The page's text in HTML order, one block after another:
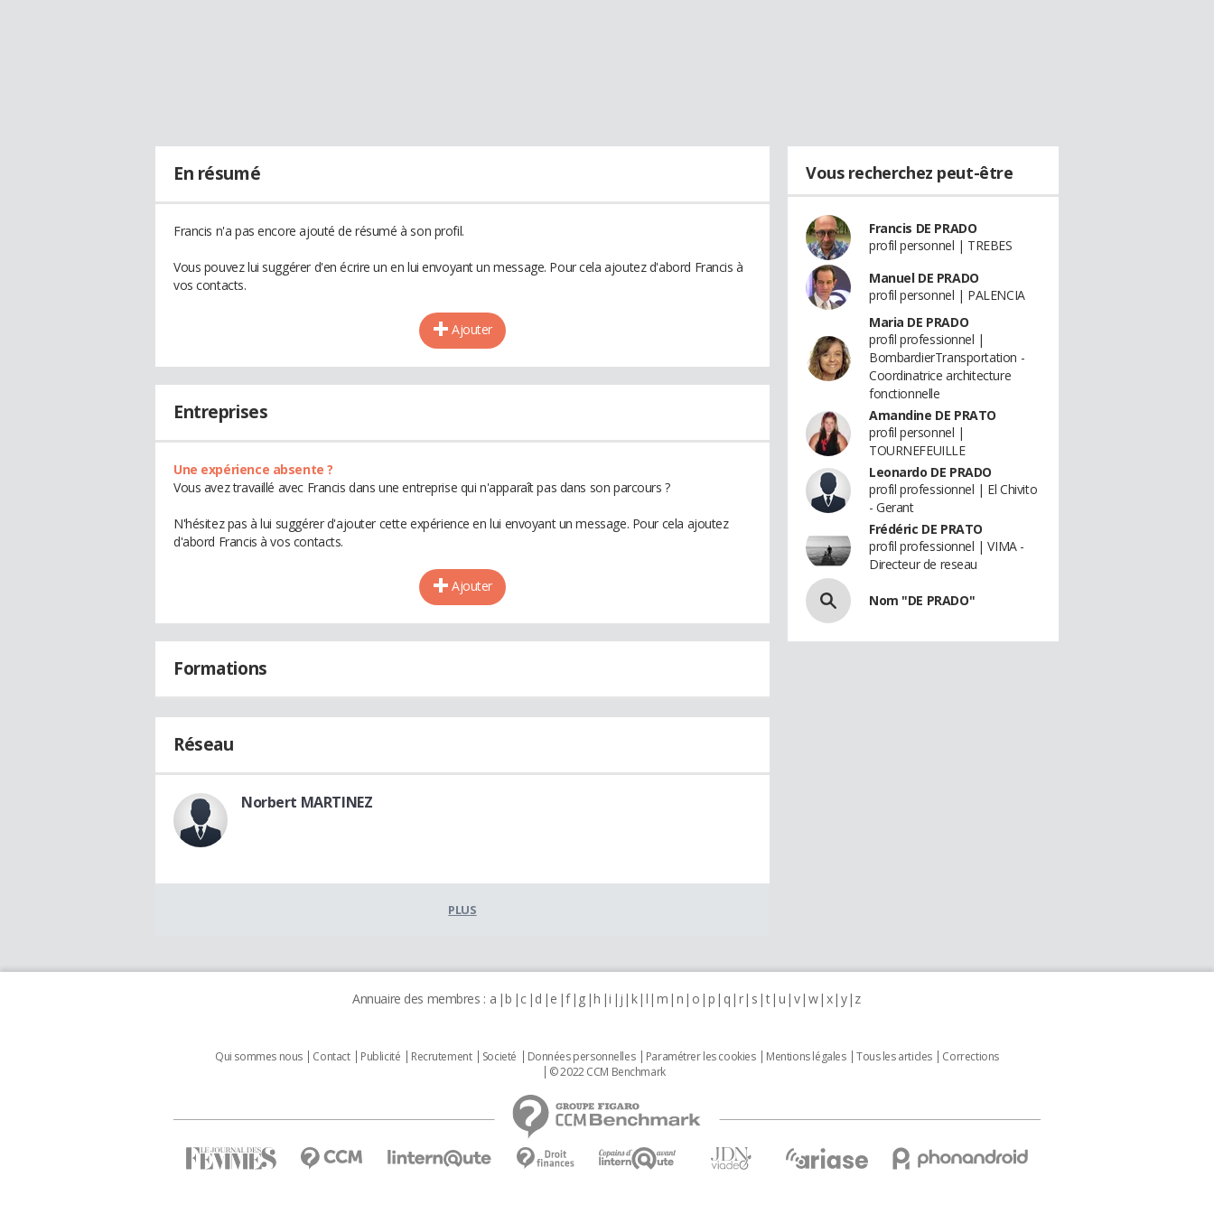
En résumé
Francis n'a pas encore ajouté de résumé à son profil.
Vous pouvez lui suggérer d'en écrire un en lui envoyant un message. Pour cela ajoutez d'abord Francis à
vos contacts.
Ajouter
Entreprises
Une expérience absente ?
Vous avez travaillé avec Francis dans une entreprise qui n'apparaît pas dans son parcours ?
N'hésitez pas à lui suggérer d'ajouter cette expérience en lui envoyant un message. Pour cela ajoutez
d'abord Francis à vos contacts.
Ajouter
Formations
Réseau
Norbert MARTINEZ
PLUS
Vous recherchez peut-être
Francis DE PRADO
profil personnel | TREBES
Manuel DE PRADO
profil personnel | PALENCIA
Maria DE PRADO
profil professionnel |
BombardierTransportation -
Coordinatrice architecture
fonctionnelle
Amandine DE PRATO
profil personnel |
TOURNEFEUILLE
Leonardo DE PRADO
profil professionnel | El Chivito
- Gerant
Frédéric DE PRATO
profil professionnel | VIMA -
Directeur de reseau
Nom "DE PRADO"
Annuaire des membres : a b c d e f g h i j k l m n o p q r s t u v w x y z
Qui sommes nous Contact Publicité Recrutement Societé Données personnelles Paramétrer les cookies Mentions légales Tous les articles
Corrections
© 2022 CCM Benchmark